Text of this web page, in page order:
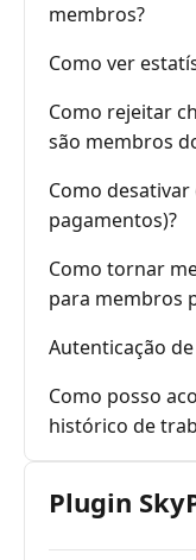
membros?
Como ver
Como rejeitar
são membros
Como
pagamentos)?
Como tornar
para membros
Autenticação
Como posso
histórico de
Plugin